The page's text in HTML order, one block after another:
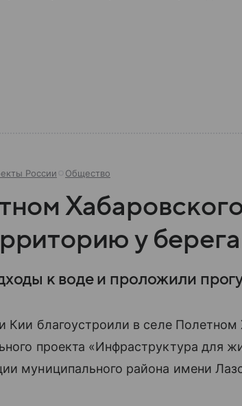
России Общество
у
к воде и проложили
Кии благоустроили в селе Полетном
проекта «Инфраструктура для
муниципального района имени